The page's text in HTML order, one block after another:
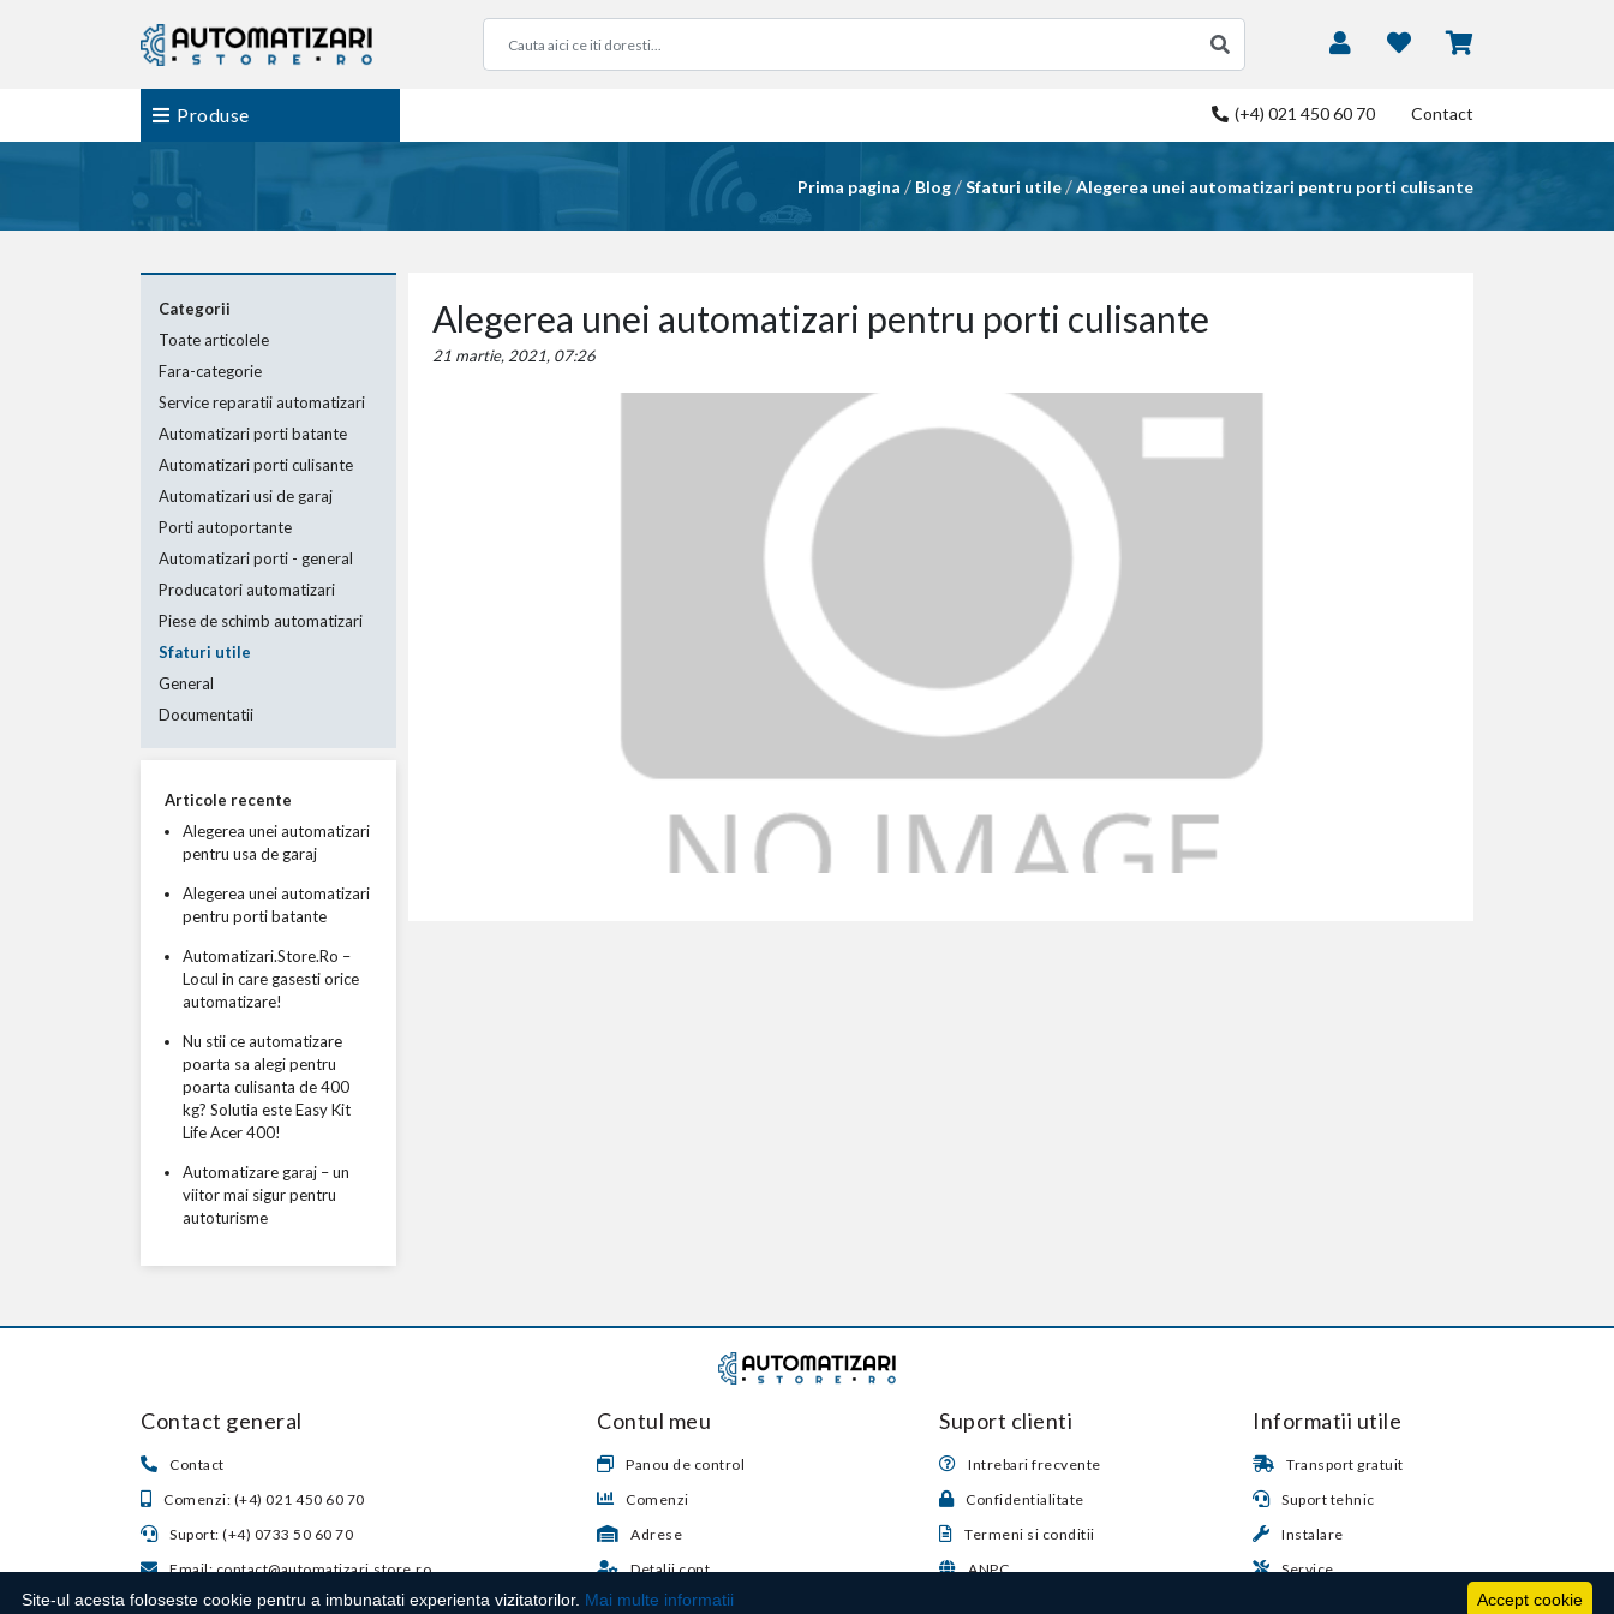
Produse (+4) 021 450 60 70 Contact
Prima pagina / Blog /Sfaturi utile /Alegerea unei automatizari pentru porti culisante
Categorii
Toate articolele
Fara-categorie
Service reparatii automatizari
Automatizari porti batante
Automatizari porti culisante
Automatizari usi de garaj
Porti autoportante
Automatizari porti - general
Producatori automatizari
Piese de schimb automatizari
Sfaturi utile
General
Documentatii
Articole recente
Alegerea unei automatizari
pentru usa de garaj
Alegerea unei automatizari
pentru porti batante
Automatizari.Store.Ro –
Locul in care gasesti orice
automatizare!
Nu stii ce automatizare
poarta sa alegi pentru
poarta culisanta de 400
kg? Solutia este Easy Kit
Life Acer 400!
Automatizare garaj – un
viitor mai sigur pentru
autoturisme
Alegerea unei automatizari pentru porti culisante
21 martie, 2021, 07:26
Contact general
Contact
Comenzi: (+4) 021 450 60 70
Suport: (+4) 0733 50 60 70
Email: contact@automatizari.store.ro
Contul meu
Panou de control
Comenzi
Adrese
Detalii cont
Suport clienti
Intrebari frecvente
Confidentialitate
Termeni si conditii
ANPC
Informatii utile
Transport gratuit
Suport tehnic
Instalare
Service
Accept cookie
Site-ul acesta foloseste cookie pentru a imbunatati experienta vizitatorilor. Mai multe informatii